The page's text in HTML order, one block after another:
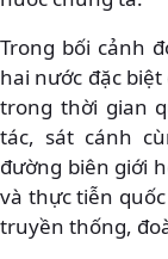
Trong bối cảnh
hai nước đặc
trong thời gian
tác, sát cánh
đường biên giới
và thực tiễn
truyền thống,